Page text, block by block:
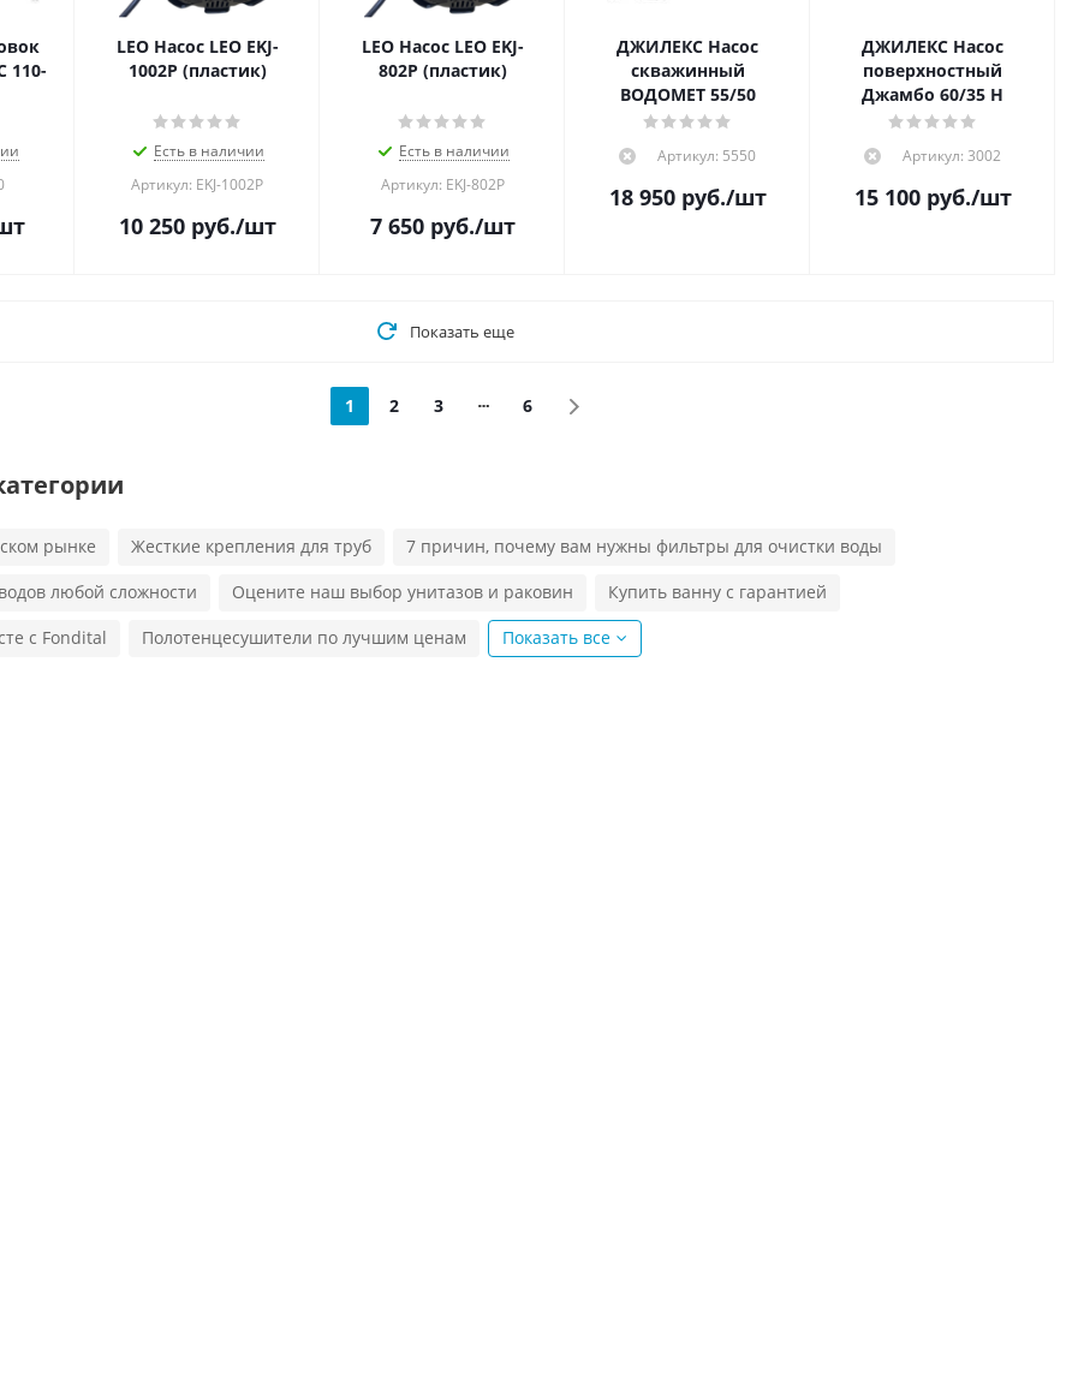
110-
LEO Насос LEO EKJ-
1002Р (пластик)
Есть в наличии
Артикул: EKJ-1002Р
10 250руб./шт
LEO Насос LEO EKJ-
802Р (пластик)
Есть в наличии
Артикул: EKJ-802Р
7 650руб./шт
ДЖИЛЕКС Насос
скважинный
ВОДОМЕТ 55/50
Артикул: 5550
18 950руб./шт
ДЖИЛЕКС Насос
поверхностный
Джамбо 60/35 Н
Артикул: 3002
15 100руб./шт
Показать еще
1 2 3 6
рынке Жесткие крепления для труб
7 причин, почему вам нужны фильтры для очистки воды
любой сложности
Оцените наш выбор унитазов и раковин
Купить ванну с гарантией
с Fondital
Полотенцесушители по лучшим ценам Показать все